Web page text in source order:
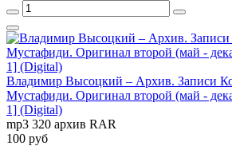
Владимир Высоцкий – Архив. Записи
Мустафиди. Оригинал второй (май -
1] (Digital)
mp3 320 архив RAR
100 руб